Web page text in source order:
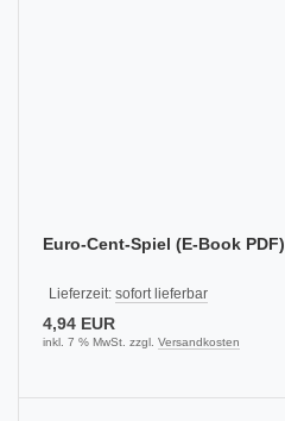
Euro-Cent-Spiel (E-Book PDF)
Lieferzeit: sofort lieferbar
4,94 EUR
inkl. 7 % MwSt. zzgl. Versandkosten